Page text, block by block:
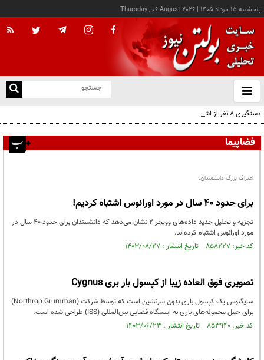
پنجشنبه ۱۵ مرداد ۱۴۰۵ |
Thursday , 06 August 2026
باز
و
دستگیری ۸ نفر از اشرار مسلح شاخص و مرتبطین گروهک‌های تروریستی
فضاپیما
اعتراف بزرگ دانشمندان:
برای حدود ۴۰ سال در مورد اورانوس اشتباه کردیم!
تجزیه و تحلیل جدید داده‌های وویجر ۲ نشان می‌دهد که دانشمندان برای حدود ۴۰ سال در
مورد اورانوس اشتباه کرده‌اند.
کد خبر: ۸۵۸۲۲۷ تاریخ انتشار : ۱۴۰۳/۰۸/۲۷
تصویری فوق العاده زیبا از کپسول بار بری Cygnus
سایگنوس یک کپسول باری بدون سرنشین است که توسط شرکت (Northrop Grumman)
برای حمل محموله‌های باری به ایستگاه فضایی بین‌المللی (ISS) طراحی شده است.
کد خبر: ۸۵۳۹۴۰ تاریخ انتشار : ۱۴۰۳/۰۶/۲۳